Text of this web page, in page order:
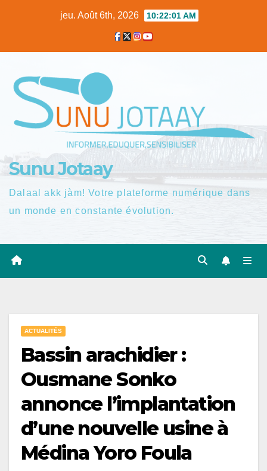
jeu. Août 6th, 2026 10:22:02 AM
Sunu Jotaay
Dalaal akk jàm! Votre plateforme numérique dans
un monde en constante évolution.
ACTUALITÉS
Bassin arachidier :
Ousmane Sonko
annonce l’implantation
d’une nouvelle usine à
Médina Yoro Foula